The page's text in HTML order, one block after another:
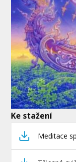
Ke stažení
Meditace